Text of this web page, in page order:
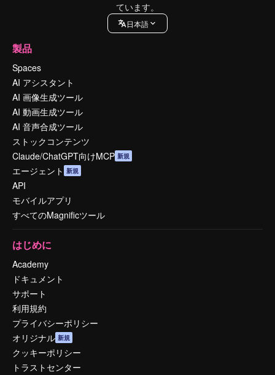
ています。
日本語
製品
Spaces
AI アシスタント
AI 画像生成ツール
AI 動画生成ツール
AI 音声合成ツール
ストックコンテンツ
Claude/ChatGPT向けMCP 新規
エージェント 新規
API
モバイルアプリ
すべてのMagnificツール
はじめに
Academy
ドキュメント
サポート
利用規約
プライバシーポリシー
オリジナル 新規
クッキーポリシー
トラストセンター